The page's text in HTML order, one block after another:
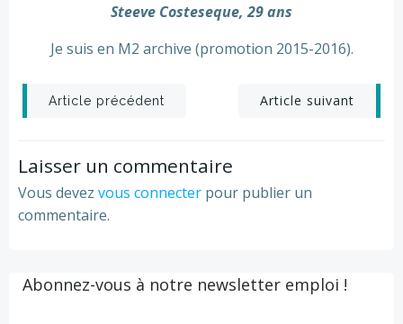
Steeve Costeseque, 29 ans
Je suis en M2 archive (promotion 2015-2016).
Post
navigation
Article précédent
Post
navigation
Article suivant
Laisser un commentaire
Vous devez vous connecter pour publier un
commentaire.
Abonnez-vous à notre newsletter emploi !